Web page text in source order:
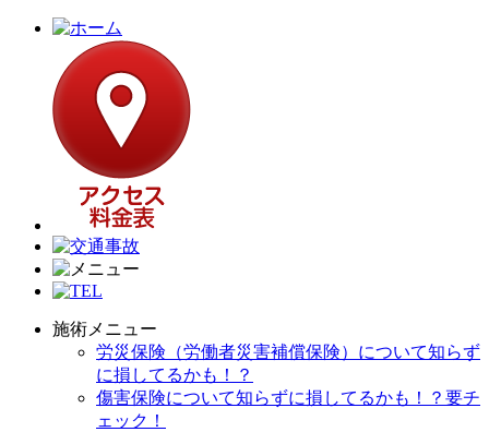
施術メニュー
労災保険（労働者災害補償保険）について知らず
に損してるかも！？
傷害保険について知らずに損してるかも！？要チ
ェック！